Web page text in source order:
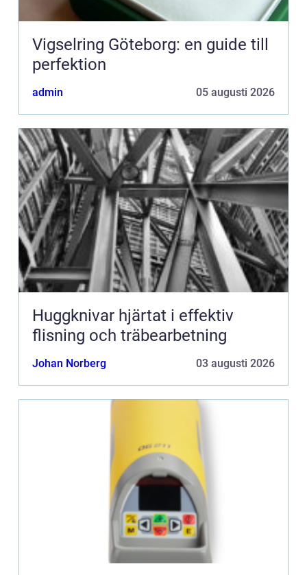
Vigselring Göteborg: en guide till
perfektion
admin 05 augusti 2026
Huggknivar hjärtat i effektiv
flisning och träbearbetning
Johan Norberg 03 augusti 2026